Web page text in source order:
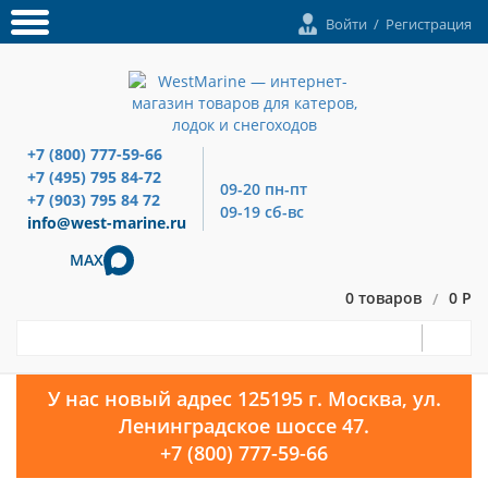
Войти / Регистрация
+7 (800) 777-59-66
+7 (495) 795 84-72
+7 (903) 795 84 72
info@west-marine.ru
09-20 пн-пт
09-19 сб-вс
MAX
0 товаров / 0 Р
У нас новый адрес 125195 г. Москва, ул.
Ленинградское шоссе 47.
+7 (800) 777-59-66